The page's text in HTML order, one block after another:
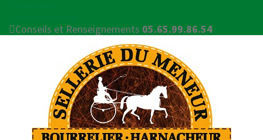
Conseils et Renseignements 05.65.99.86.54